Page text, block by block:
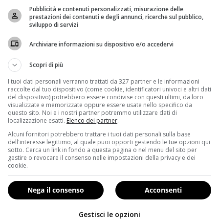
questo tipo di proposte: portare il prezzo di un
in Italia?
che metterebbe in difficoltà anche le fasce più
in Nuova Zelanda per tutelare la salute pubblica e
programma mondiale Tobacco Endgame, di
dei piccoli aumenti esercitati solitamente sul
(LEGGI ANCHE: NUOVE NORME ANTI-FUMO: DAI
come già ampiamente criticato da alcuni esponenti
miliardi di euro provenienti dalle accise sulle sigarette).
dalle patologie causate dal fumo
. In poche parole il
Pubblicità e contenuti personalizzati, misurazione delle
prestazioni dei contenuti e degli annunci, ricerche sul pubblico,
sviluppo di servizi
Archiviare informazioni su dispositivo e/o accedervi
Scopri di più
I tuoi dati personali verranno trattati da 327 partner e le informazioni
raccolte dal tuo dispositivo (come cookie, identificatori univoci e altri dati
del dispositivo) potrebbero essere condivise con questi ultimi, da loro
visualizzate e memorizzate oppure essere usate nello specifico da
questo sito. Noi e i nostri partner potremmo utilizzare dati di
localizzazione esatti. Elenco dei partner.
Alcuni fornitori potrebbero trattare i tuoi dati personali sulla base
dell'interesse legittimo, al quale puoi opporti gestendo le tue opzioni qui
sotto. Cerca un link in fondo a questa pagina o nel menu del sito per
gestire o revocare il consenso nelle impostazioni della privacy e dei
cookie.
Acconsenti
Nega il consenso
Gestisci le opzioni